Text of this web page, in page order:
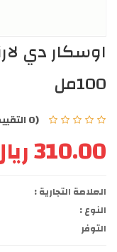
100مل
(0 التقييمات)
310.00 ريال
العلامة التجارية :
النوع :
التوفر